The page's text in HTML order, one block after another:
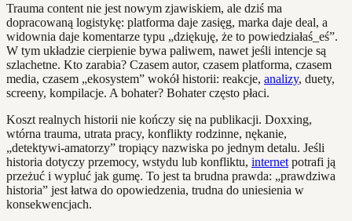
Trauma content nie jest nowym zjawiskiem, ale dziś ma
dopracowaną logistykę: platforma daje zasięg, marka daje deal, a
widownia daje komentarze typu „dziękuję, że to powiedziałaś_eś”.
W tym układzie cierpienie bywa paliwem, nawet jeśli intencje są
szlachetne. Kto zarabia? Czasem autor, czasem platforma, czasem
media, czasem „ekosystem” wokół historii: reakcje, analizy, duety,
screeny, kompilacje. A bohater? Bohater często płaci.
Koszt realnych historii nie kończy się na publikacji. Doxxing,
wtórna trauma, utrata pracy, konflikty rodzinne, nękanie,
„detektywi-amatorzy” tropiący nazwiska po jednym detalu. Jeśli
historia dotyczy przemocy, wstydu lub konfliktu, internet potrafi ją
przeżuć i wypluć jak gumę. To jest ta brudna prawda: „prawdziwa
historia” jest łatwa do opowiedzenia, trudna do uniesienia w
konsekwencjach.